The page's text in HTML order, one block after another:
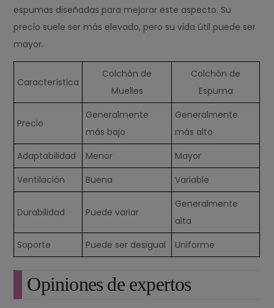
espumas diseñadas para mejorar este aspecto. Su
precio suele ser más elevado, pero su vida útil puede ser
mayor.
Característica
Colchón de
Muelles
Colchón de
Espuma
Precio
Generalmente
más bajo
Generalmente
más alto
Adaptabilidad
Menor
Mayor
Ventilación
Buena Variable
Durabilidad Puede variar
Generalmente
alta
Soporte
Puede ser desigual Uniforme
Opiniones de expertos